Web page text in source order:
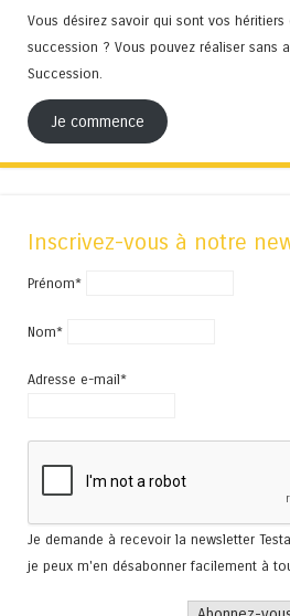
Vous désirez savoir qui sont vos
succession ? Vous pouvez réaliser sans
Succession.
Je commence
Inscrivez-vous à notre
Prénom*
Nom*
Adresse e-mail*
Je demande à recevoir la newsletter
je peux m'en désabonner facilement à